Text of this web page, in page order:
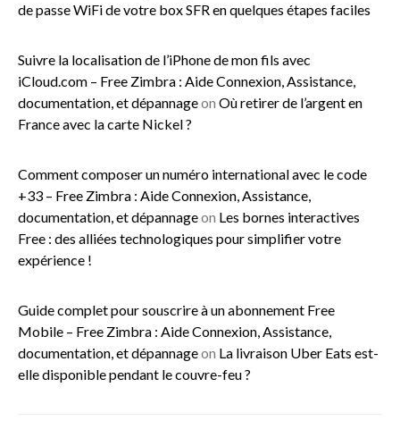
de passe WiFi de votre box SFR en quelques étapes faciles
Suivre la localisation de l’iPhone de mon fils avec
iCloud.com – Free Zimbra : Aide Connexion, Assistance,
documentation, et dépannageon Où retirer de l’argent en
France avec la carte Nickel ?
Comment composer un numéro international avec le code
+33 – Free Zimbra : Aide Connexion, Assistance,
documentation, et dépannageon Les bornes interactives
Free : des alliées technologiques pour simplifier votre
expérience !
Guide complet pour souscrire à un abonnement Free
Mobile – Free Zimbra : Aide Connexion, Assistance,
documentation, et dépannageon La livraison Uber Eats est-
elle disponible pendant le couvre-feu ?